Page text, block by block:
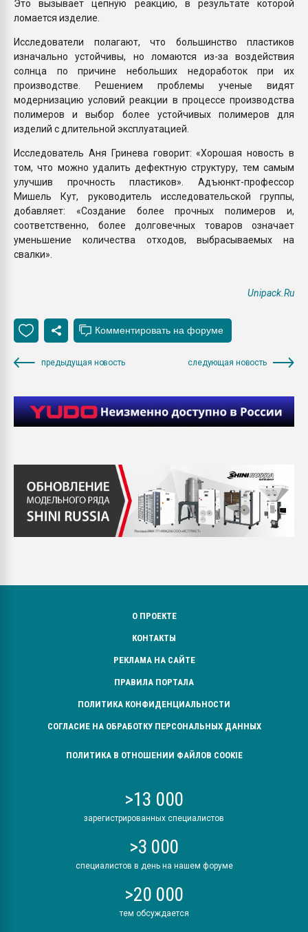
Это вызывает цепную реакцию, в результате которой
ломается изделие.
Исследователи полагают, что большинство пластиков
изначально устойчивы, но ломаются из-за воздействия
солнца по причине небольших недоработок при их
производстве. Решением проблемы ученые видят
модернизацию условий реакции в процессе производства
полимеров и выбор более устойчивых полимеров для
изделий с длительной эксплуатацией.
Исследователь Аня Гринева говорит: «Хорошая новость в
том, что можно удалить дефектную структуру, тем самым
улучшив прочность пластиков». Адъюнкт-профессор
Мишель Кут, руководитель исследовательской группы,
добавляет: «Создание более прочных полимеров и,
соответственно, более долговечных товаров означает
уменьшение количества отходов, выбрасываемых на
свалки».
Unipack.Ru
предыдущая новость следующая новость
О ПРОЕКТЕ
КОНТАКТЫ
РЕКЛАМА НА САЙТЕ
ПРАВИЛА ПОРТАЛА
ПОЛИТИКА КОНФИДЕНЦИАЛЬНОСТИ
СОГЛАСИЕ НА ОБРАБОТКУ ПЕРСОНАЛЬНЫХ ДАННЫХ
ПОЛИТИКА В ОТНОШЕНИИ ФАЙЛОВ COOKIE
>13 000
зарегистрированных специалистов
>3 000
специалистов в день на нашем форуме
>20 000
тем обсуждается